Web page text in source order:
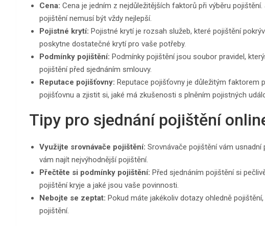
Cena: Cena je jedním z nejdůležitějších faktorů při výběru
pojištění nemusí být vždy nejlepší.
Pojistné krytí: Pojistné krytí je rozsah služeb, které pojištění
poskytne dostatečné krytí pro vaše potřeby.
Podmínky pojištění: Podmínky pojištění jsou soubor pravidel,
pojištění před sjednáním smlouvy.
Reputace pojišťovny: Reputace pojišťovny je důležitým faktorem
pojišťovnu a zjistit si, jaké má zkušenosti s plněním pojistných
Tipy pro sjednání pojištění
Využijte srovnávače pojištění: Srovnávače pojištění vám
vám najít nejvýhodnější pojištění.
Přečtěte si podmínky pojištění: Před sjednáním pojištění si
pojištění kryje a jaké jsou vaše povinnosti.
Nebojte se zeptat: Pokud máte jakékoliv dotazy ohledně
pojištění.